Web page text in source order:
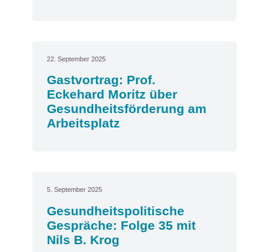
22. September 2025
Gastvortrag: Prof.
Eckehard Moritz über
Gesundheitsförderung am
Arbeitsplatz
5. September 2025
Gesundheitspolitische
Gespräche: Folge 35 mit
Nils B. Krog